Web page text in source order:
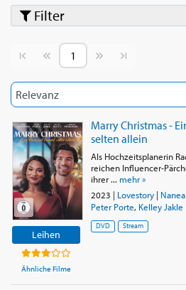
Vorherige SeiteNächste Seite
Leihen
Ähnliche Filme
Marry Christmas -
selten allein
Als Hochzeitsplanerin
reichen Influencer-
ihrer ... mehr »
2023 | Lovestory|
Peter Porte, Kelley Jakle
DVD Stream
Filter